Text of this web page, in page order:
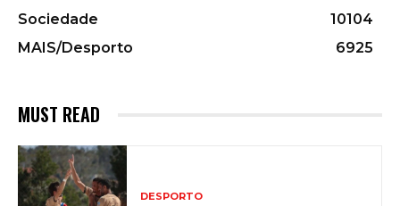
Sociedade
10104
MAIS/Desporto
6925
MUST READ
DESPORTO